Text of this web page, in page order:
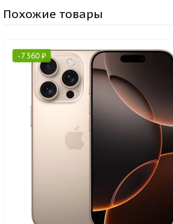
Похожие товары
-7 560₽